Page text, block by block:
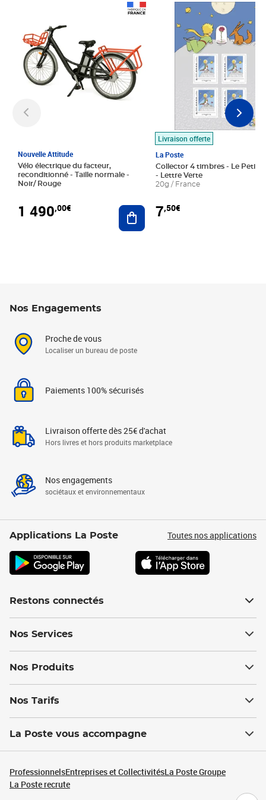
Nouvelle Attitude
Vélo électrique du facteur,
reconditionné - Taille normale -
Noir/ Rouge
1 490,00€ Ajouter au panier
Livraison offerte
La Poste
Collector 4 timbres - Le Petit
- Lettre Verte
20g / France
7,50€
Prix 7,50€
Nos Engagements
Proche de vous
Localiser un bureau de poste
Paiements 100% sécurisés
Livraison offerte dès 25€ d'achat
Hors livres et hors produits marketplace
Nos engagements
sociétaux et environnementaux
Applications La Poste Toutes nos applications
Restons connectés
Nos Services
Nos Produits
Nos Tarifs
La Poste vous accompagne
ProfessionnelsEntreprises et CollectivitésLa Poste Groupe
La Poste recrute